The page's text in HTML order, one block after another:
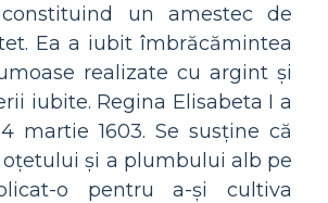
un amestec de
Ea a iubit îmbrăcămintea
realizate cu argint și
iubite. Regina Elisabeta I a
martie 1603. Se susține că
oțetului și a plumbului alb pe
o pentru a-și cultiva